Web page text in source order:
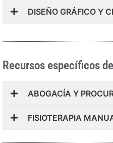
DISEÑO GRÁFICO Y
Recursos específicos
ABOGACÍA Y
FISIOTERAPIA